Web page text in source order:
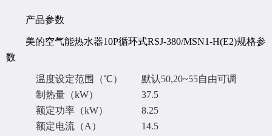
产品参数
美的空气能热水器10P循环式RSJ-380/MSN1-H(E2)规格参
数
温度设定范围（℃）
默认50,20~55自由可调
制热量（kW）
37.5
额定功率（kW）
8.25
额定电流（A）
14.5